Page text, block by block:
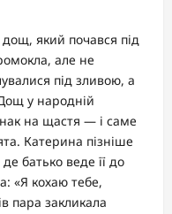
який почався під
але не
під зливою, а
у народній
на щастя — і саме
Катерина пізніше
батько веде її до
«Я кохаю тебе,
пара закликала